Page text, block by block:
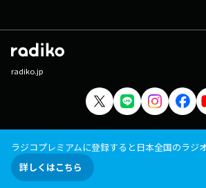
radiko.jp
ラジコプレミアムに登録すると日本全国のラジ
詳しくはこちら